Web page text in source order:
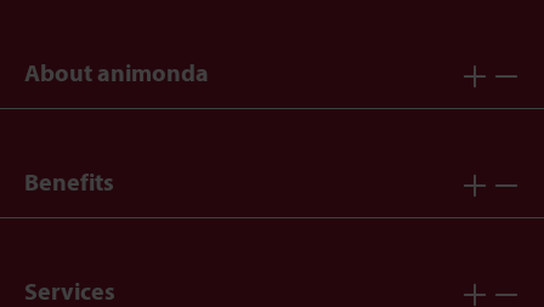
About animonda
Benefits
Services